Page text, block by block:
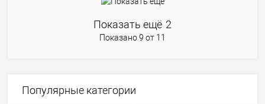
Показать ещё 2
Показано 9 от 11
Популярные категории